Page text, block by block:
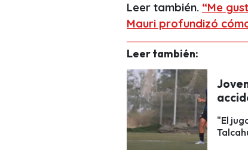
Leer también. “Me
Mauri profundizó
Leer también:
"El